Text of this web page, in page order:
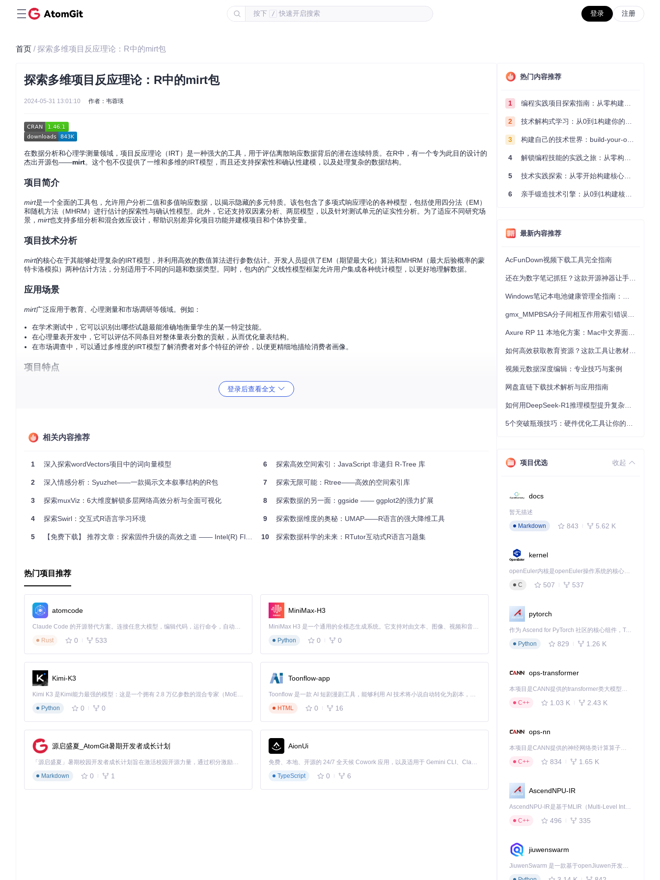
按下 / 快速开启搜索 登录 注册
首页 / 探索多维项目反应理论：R中的mirt包
探索多维项目反应理论：R中的mirt包
2024-05-31 13:01:10 作者：韦蓉瑛
在数据分析和心理学测量领域，项目反应理论（IRT）是一种强大的工具，用于评估离散响应数据背后的潜在连续特质。在R中，有一个专为此目的设计的
杰出开源包——mirt。这个包不仅提供了一维和多维的IRT模型，而且还支持探索性和确认性建模，以及处理复杂的数据结构。
项目简介
mirt是一个全面的工具包，允许用户分析二值和多值响应数据，以揭示隐藏的多元特质。该包包含了多项式响应理论的各种模型，包括使用四分法（EM）
和随机方法（MHRM）进行估计的探索性与确认性模型。此外，它还支持双因素分析、两层模型，以及针对测试单元的证实性分析。为了适应不同研究场
景， mirt也支持多组分析和混合效应设计，帮助识别差异化项目功能并建模项目和个体协变量。
项目技术分析
mirt的核心在于其能够处理复杂的IRT模型，并利用高效的数值算法进行参数估计。开发人员提供了EM（期望最大化）算法和MHRM（最大后验概率的蒙
特卡洛模拟）两种估计方法，分别适用于不同的问题和数据类型。同时，包内的广义线性模型框架允许用户集成各种统计模型，以更好地理解数据。
应用场景
mirt广泛应用于教育、心理测量和市场调研等领域。例如：
在学术测试中，它可以识别出哪些试题最能准确地衡量学生的某一特定技能。
在心理量表开发中，它可以评估不同条目对整体量表分数的贡献，从而优化量表结构。
在市场调查中，可以通过多维度的IRT模型了解消费者对多个特征的评价，以便更精细地描绘消费者画像。
项目特点
：支持一维和多维模型，可以适应不同的测量理论假设。
：提供EM和MHRM两种快速、稳定的参数估计方法。
要深入了解 ，你可以访问其
如果你是IRT分析的爱好者或者正面临着复杂数据的挑战，不妨试试
，让我们共同深入到数据背后的真实世界。无论你是新手还是经验丰富的研究人
员，这个包都将成为你的得力助手。赶快加入mirt
登录后查看全文
相关内容推荐
1 深入探索wordVectors项目中的词向量模型
2 深入情感分析：Syuzhet——一款揭示文本叙事结构的R包
3 探索muxViz：6大维度解锁多层网络高效分析与全面可视化
4 探索Swirl：交互式R语言学习环境
5 【免费下载】 推荐文章：探索固件升级的高效之道 —— Intel(R) Flash Programming Tool 全版本集合
6 探索高效空间索引：JavaScript 非递归 R-Tree 库
7 探索无限可能：Rtree——高效的空间索引库
8 探索数据的另一面：ggside —— ggplot2的强力扩展
9 探索数据维度的奥秘：UMAP——R语言的强大降维工具
10 探索数据科学的未来：RTutor互动式R语言习题集
热门项目推荐
atomcode
Claude Code 的开源替代方案。连接任意大模型，编辑代码，运行命令，自动验证 — 全自动执行。用 Rust 构建，极致性能。 ｜ An open-source alternative to Claude Code. Connect any LLM, edit code, run commands, and verify changes — autonomously. Built in Rust for speed. Get Started
Rust
0 533
MiniMax-H3
MiniMax H3 是一个通用的全模态生成系统。它支持对由文本、图像、视频和音频组成的多模态上下文进行统一理解，并能生成分辨率高达 2K、时长可达 15 秒的带原生立体声音频的视频。得益于面向任务泛化的系统设计，H3 在预训练阶段就已具备广泛的多模态上下文理解与生成能力，能够出色地执行复杂的多模态指令。
Python
0 0
Kimi-K3
Kimi K3 是Kimi能力最强的模型：这是一个拥有 2.8 万亿参数的混合专家（MoE）模型，具备原生视觉理解能力，并支持 100 万 token 的上下文窗口。
Python
0 0
Toonflow-app
Toonflow 是一款 AI 短剧漫剧工具，能够利用 AI 技术将小说自动转化为剧本，并结合 AI 生成的图片和视频，实现高效的短剧创作。借助 Toonflow，可以轻松完成从文字到影像的全流程，让短剧制作变得更加智能与便捷。
HTML
0 16
源启盛夏_AtomGit暑期开发者成长计划
「源启盛夏」暑期校园开发者成长计划旨在激活校园开源力量，通过积分激励、认证扶持、资源倾斜等形式，引导高校组织和开发者完成「入驻 — 建项目 — 做贡献 — 获认证 — 得资源」的完整闭环。无论你是想带领社团入驻平台的组织者，还是希望用代码贡献证明自己的开发者，都能在这里找到属于你的成长路径。
Markdown
0 1
AionUi
免费、本地、开源的 24/7 全天候 Cowork 应用，以及适用于 Gemini CLI、Claude Code、Codex、OpenCode、Qwen Code、Goose CLI、Auggie 等的 OpenClaw | 🌟 喜欢就点star吧
TypeScript
0 6
热门内容推荐
1 编程实践项目探索指南：从零构建技术能力体系
2 技术解构式学习：从0到1构建你的编程知识体系
3 构建自己的技术世界：build-your-own-x项目的实践探索指南
4 解锁编程技能的实践之旅：从零构建你的技术世界
5 技术实践探索：从零开始构建核心系统的实践指南
6 亲手锻造技术引擎：从0到1构建核心系统的实践指南
最新内容推荐
AcFunDown视频下载工具完全指南
视频元数据深度编辑：专业技巧与案例
网盘直链下载技术解析与应用指南
项目优选 收起
docs
暂无描述
Markdown
843 5.62 K
kernel
openEuler内核是openEuler操作系统的核心，既是系统性能与稳定性的基石，也是连接处理器、设备与服务的桥梁。
C
507 537
pytorch
作为 Ascend for PyTorch 社区的核心组件，TorchNPU 是昇腾专为 PyTorch 打造的深度学习适配插件，使 PyTorch 框架能够直接调用昇腾 NPU，为开发者提供昇腾 AI 处理器的超强算力。
Python
829 1.26 K
ops-transformer
本项目是CANN提供的transformer类大模型算子库，实现网络在NPU上加速计算。
C++
1.03 K 2.43 K
ops-nn
本项目是CANN提供的神经网络类计算算子库，实现网络在NPU上加速计算。
C++
834 1.65 K
AscendNPU-IR
AscendNPU-IR是基于MLIR（Multi-Level Intermediate Representation）构建的，面向昇腾亲和算子编译时使用的中间表示，提供昇腾完备表达能力，通过编译优化提升昇腾AI处理器计算效率，支持通过生态框架使能昇腾AI处理器与深度调优
C++
496 335
jiuwenswarm
JiuwenSwarm 是一款基于openJiuwen开发的智能AI Agent，它能够将大语言模型的强大能力，通过你日常使用的各类通讯应用，直接延伸至你的指尖。